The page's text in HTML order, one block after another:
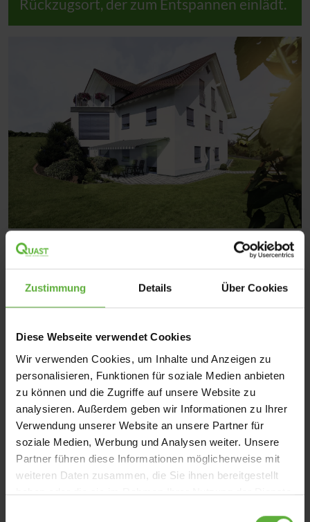
Zustimmung Details Über Cookies
Diese Webseite verwendet Cookies
Wir verwenden Cookies, um Inhalte und Anzeigen zu
personalisieren, Funktionen für soziale Medien anbieten
zu können und die Zugriffe auf unsere Website zu
analysieren. Außerdem geben wir Informationen zu Ihrer
Verwendung unserer Website an unsere Partner für
soziale Medien, Werbung und Analysen weiter. Unsere
Partner führen diese Informationen möglicherweise mit
weiteren Daten zusammen, die Sie ihnen bereitgestellt
haben oder die sie im Rahmen Ihrer Nutzung der Dienste
Rückzugsort, der zum Entspannen einlädt.
Details und Varianten